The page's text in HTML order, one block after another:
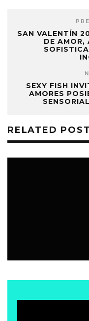
SAN VALENTÍN
DE AMOR,
SEXY FISH
AMORES
RELATED